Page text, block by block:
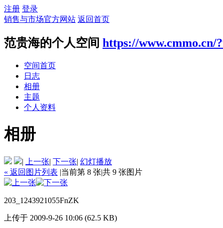
注册 登录
销售与市场官方网站 返回首页
范贵海的个人空间 https://www.cmmo.cn/
空间首页
日志
相册
主题
个人资料
相册
| 上一张| 下一张| 幻灯播放
« 返回图片列表 |当前第 8 张|共 9 张图片
203_1243921055FnZK
上传于 2009-9-26 10:06 (62.5 KB)